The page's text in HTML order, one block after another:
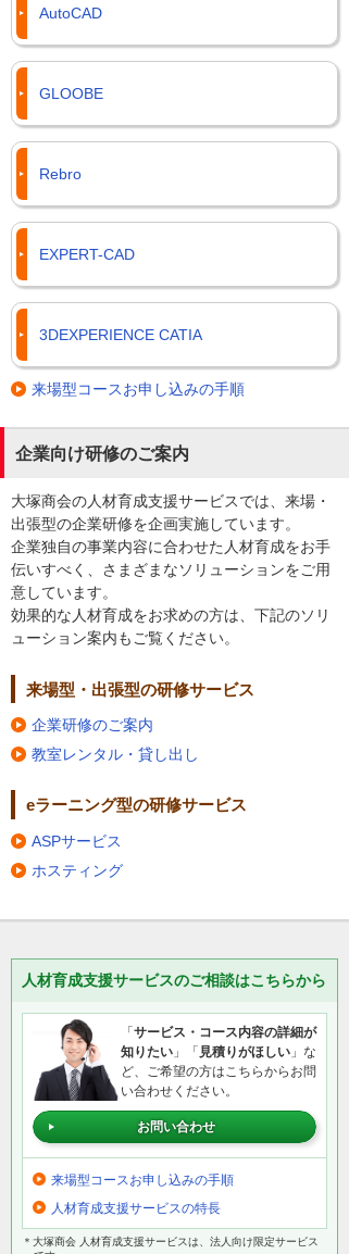
AutoCAD
GLOOBE
Rebro
EXPERT-CAD
3DEXPERIENCE CATIA
来場型コースお申し込みの手順
企業向け研修のご案内
大塚商会の人材育成支援サービスでは、来場・
出張型の企業研修を企画実施しています。
企業独自の事業内容に合わせた人材育成をお手
伝いすべく、さまざまなソリューションをご用
意しています。
効果的な人材育成をお求めの方は、下記のソリ
ューション案内もご覧ください。
来場型・出張型の研修サービス
企業研修のご案内
教室レンタル・貸し出し
eラーニング型の研修サービス
ASPサービス
ホスティング
人材育成支援サービスのご相談はこちらから
「サービス・コース内容の詳細が
知りたい 」「 見積りがほしい 」な
ど、ご希望の方はこちらからお問
い合わせください。
お問い合わせ
来場型コースお申し込みの手順
人材育成支援サービスの特長
＊大塚商会 人材育成支援サービスは、法人向け限定サービス